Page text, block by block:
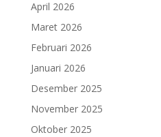
April 2026
Maret 2026
Februari 2026
Januari 2026
Desember 2025
November 2025
Oktober 2025